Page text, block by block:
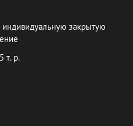
закрытую
р. ⠀